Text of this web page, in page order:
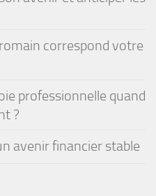
correspond votre
professionnelle quand
?
avenir financier stable